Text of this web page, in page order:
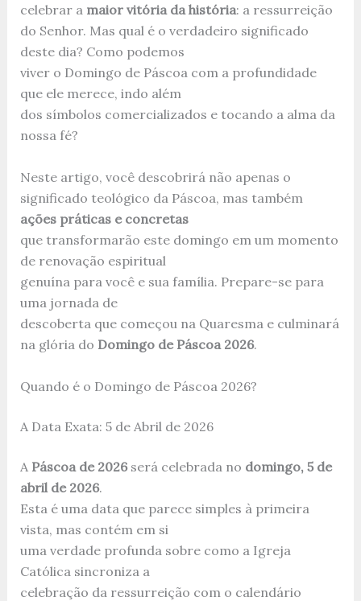
celebrar a maior vitória da história: a ressurreição
do Senhor. Mas qual é o verdadeiro significado
deste dia? Como podemos
viver o Domingo de Páscoa com a profundidade
que ele merece, indo além
dos símbolos comercializados e tocando a alma da
nossa fé?
Neste artigo, você descobrirá não apenas o
significado teológico da Páscoa, mas também
ações práticas e concretas
que transformarão este domingo em um momento
de renovação espiritual
genuína para você e sua família. Prepare-se para
uma jornada de
descoberta que começou na Quaresma e culminará
na glória do Domingo de Páscoa 2026.
Quando é o Domingo de Páscoa 2026?
A Data Exata: 5 de Abril de 2026
A Páscoa de 2026será celebrada no domingo, 5 de
abril de 2026.
Esta é uma data que parece simples à primeira
vista, mas contém em si
uma verdade profunda sobre como a Igreja
Católica sincroniza a
celebração da ressurreição com o calendário